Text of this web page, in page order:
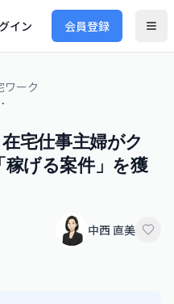
イン 会員登録
ワーク
る案件」を獲るコツ
宅仕事主婦がク
げる案件」を獲
中西 直美